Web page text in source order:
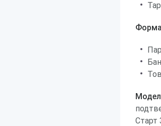
Старт